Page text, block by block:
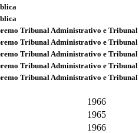
Tribunal Administrativo e
Tribunal Administrativo e
Tribunal Administrativo e
Tribunal Administrativo e
Tribunal Administrativo e
1966
1965
1966